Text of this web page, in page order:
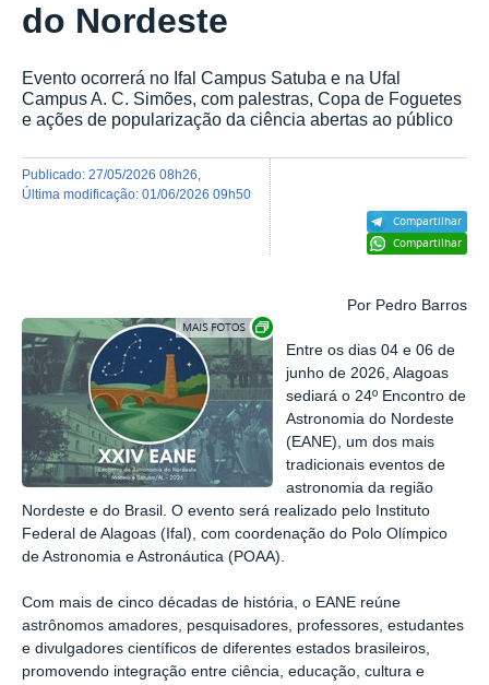
do Nordeste
Evento ocorrerá no Ifal Campus Satuba e na Ufal
Campus A. C. Simões, com palestras, Copa de Foguetes
e ações de popularização da ciência abertas ao público
Compartilhar
Compartilhar
publicado: 27/05/2026 08h26
última modificação: 01/06/2026 09h50
Por Pedro Barros
Entre os dias 04 e 06 de
junho de 2026, Alagoas
sediará o 24º Encontro de
Astronomia do Nordeste
(EANE), um dos mais
tradicionais eventos de
astronomia da região
Nordeste e do Brasil. O evento será realizado pelo Instituto
Federal de Alagoas (Ifal), com coordenação do Polo Olímpico
de Astronomia e Astronáutica (POAA).
Com mais de cinco décadas de história, o EANE reúne
astrônomos amadores, pesquisadores, professores, estudantes
e divulgadores científicos de diferentes estados brasileiros,
promovendo integração entre ciência, educação, cultura e